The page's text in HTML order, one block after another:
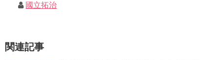
國立拓治
関連記事